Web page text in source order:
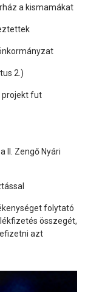
a kismamákat
2.)
projekt fut
II. Zengő Nyári
folytató
összegét,
azt